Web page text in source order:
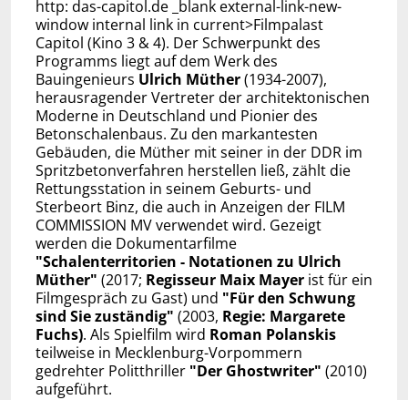
http: das-capitol.de _blank external-link-new-
window internal link in current>Filmpalast
Capitol (Kino 3 & 4). Der Schwerpunkt des
Programms liegt auf dem Werk des
Bauingenieurs Ulrich Müther(1934-2007),
herausragender Vertreter der architektonischen
Moderne in Deutschland und Pionier des
Betonschalenbaus. Zu den markantesten
Gebäuden, die Müther mit seiner in der DDR im
Spritzbetonverfahren herstellen ließ, zählt die
Rettungsstation in seinem Geburts- und
Sterbeort Binz, die auch in Anzeigen der FILM
COMMISSION MV verwendet wird. Gezeigt
werden die Dokumentarfilme
"Schalenterritorien - Notationen zu Ulrich
Müther" (2017; Regisseur Maix Mayerist für ein
Filmgespräch zu Gast) und "Für den Schwung
sind Sie zuständig" (2003, Regie: Margarete
Fuchs). Als Spielfilm wird Roman Polanskis
teilweise in Mecklenburg-Vorpommern
gedrehter Politthriller "Der Ghostwriter" (2010)
aufgeführt.